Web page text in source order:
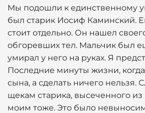
Мы подошли к единственному
был старик Иосиф Каминский.
стоит отдельно. Он нашел
обгоревших тел. Мальчик был
умирал у него на руках. Я
Последние минуты жизни,
сына, а сделать ничего нельзя.
щекам старика, высеченного
моим тоже. Это было